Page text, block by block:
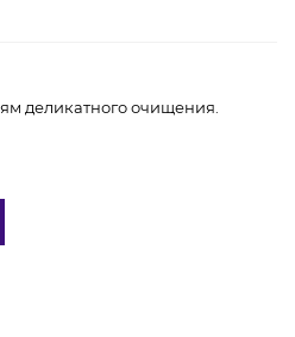
деликатного очищения.